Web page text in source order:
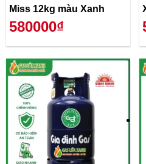
Miss 12kg màu Xanh
580000₫